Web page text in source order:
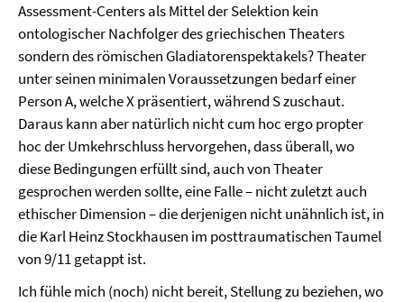
Assessment-Centers als Mittel der Selektion kein
ontologischer Nachfolger des griechischen Theaters
sondern des römischen Gladiatorenspektakels? Theater
unter seinen minimalen Voraussetzungen bedarf einer
Person A, welche X präsentiert, während S zuschaut.
Daraus kann aber natürlich nicht cum hoc ergo propter
hoc der Umkehrschluss hervorgehen, dass überall, wo
diese Bedingungen erfüllt sind, auch von Theater
gesprochen werden sollte, eine Falle – nicht zuletzt auch
ethischer Dimension – die derjenigen nicht unähnlich ist, in
die Karl Heinz Stockhausen im posttraumatischen Taumel
von 9/11 getappt ist.
Ich fühle mich (noch) nicht bereit, Stellung zu beziehen, wo